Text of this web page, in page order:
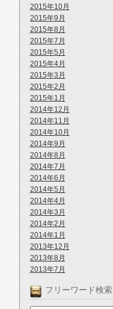
2015年10月
2015年9月
2015年8月
2015年7月
2015年5月
2015年4月
2015年3月
2015年2月
2015年1月
2014年12月
2014年11月
2014年10月
2014年9月
2014年8月
2014年7月
2014年6月
2014年5月
2014年4月
2014年3月
2014年2月
2014年1月
2013年12月
2013年8月
2013年7月
フリーワード検索